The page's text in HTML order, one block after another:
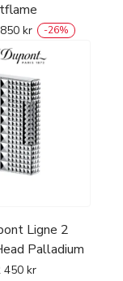
850 kr -26%
Ligne 2
Palladium
450 kr